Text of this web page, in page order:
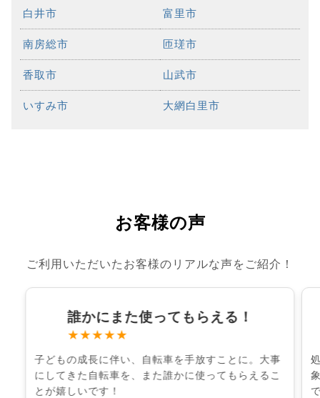
白井市 富里市
南房総市 匝瑳市
香取市 山武市
いすみ市 大網白里市
お客様の声
ご利用いただいたお客様のリアルな声をご紹介！
誰かにまた使ってもらえる！
★★★★★
子どもの成長に伴い、自転車を手放すことに。大事
にしてきた自転車を、また誰かに使ってもらえるこ
とが嬉しいです！